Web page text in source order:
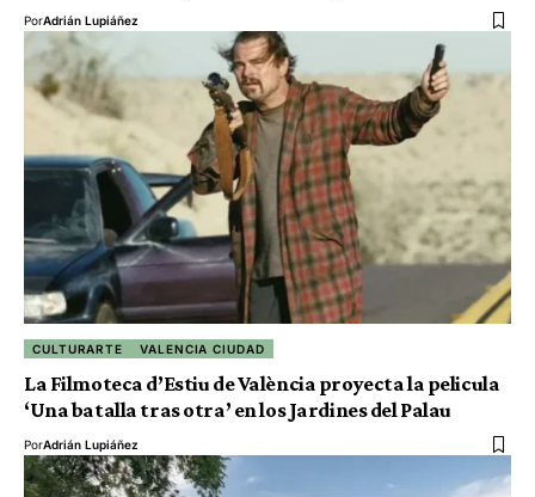
PorAdrián Lupiáñez
CULTURARTE VALENCIA CIUDAD
La Filmoteca d’Estiu de València proyecta la pelicula
‘Una batalla tras otra’ en los Jardines del Palau
PorAdrián Lupiáñez